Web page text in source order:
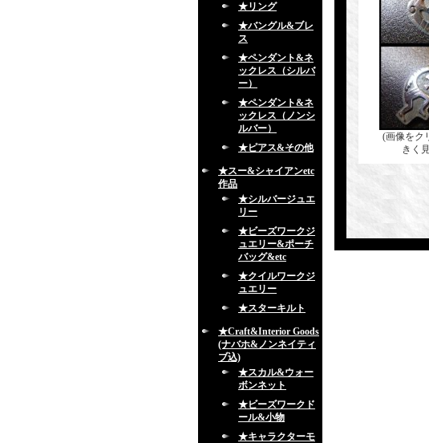
★リング
★バングル&ブレ
ス
★ペンダント&ネ
ックレス（シルバ
ー）
★ペンダント&ネ
ックレス（ノンシ
ルバー）
★ピアス&その他
★スー&シャイアンetc
作品
★シルバージュエ
リー
★ビーズワークジ
ュエリー&ポーチ
バッグ&etc
★クイルワークジ
ュエリー
★スターキルト
★Craft&Interior Goods
(ナバホ&ノンネイティ
ブ込)
★スカル&ウォー
ボンネット
★ビーズワークド
ール&小物
★キャラクターモ
(画像をク
きく